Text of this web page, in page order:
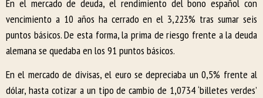
En el mercado de deuda, el rendimiento del bono español con
vencimiento a 10 años ha cerrado en el 3,223% tras sumar seis
puntos básicos. De esta forma, la prima de riesgo frente a la deuda
alemana se quedaba en los 91 puntos básicos.
En el mercado de divisas, el euro se depreciaba un 0,5% frente al
dólar, hasta cotizar a un tipo de cambio de 1,0734 ‘billetes verdes’